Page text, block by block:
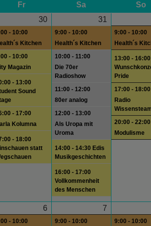
Fr Sa
So
30
- 10:00
Kitchen
- 10:00
Magazin
- 13:00
Sound
- 17:00
Kolumna
- 18:00
statt
31
9:00 - 10:00
Health´s Kitchen
10:00 - 11:00
Die 70er
Radioshow
11:00 - 12:00
80er analog
12:00 - 13:00
Als Uropa mit
Uroma
14:00 - 14:30 Edis
Musikgeschichten
16:00 - 17:00
Vollkommenheit
des Menschen
9:00 - 10:00
Health´s
13:00 - 16:00
Pride
17:00 - 18:00
Radio
20:00 - 22:00
Modulisme
6
- 10:00
7
9:00 - 10:00
9:00 - 10:00